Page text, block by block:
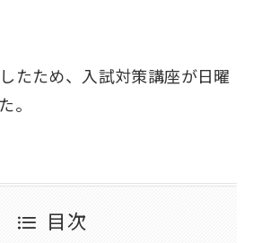
たため、入試対策講座が日曜
。
目次